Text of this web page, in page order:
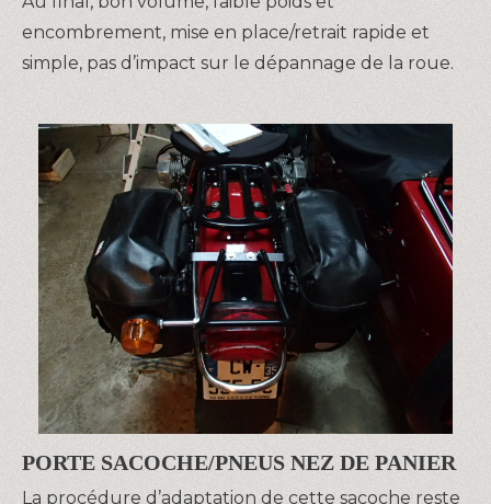
encombrement, mise en place/retrait rapide et
simple, pas d’impact sur le dépannage de la roue.
PORTE SACOCHE/PNEUS NEZ DE PANIER
La procédure d’adaptation de cette sacoche reste